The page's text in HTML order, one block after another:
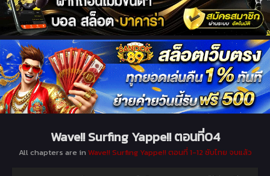
Wave!! Surfing Yappe!! ตอนที่04
All chapters are in Wave!! Surfing Yappe!! ตอนที่ 1-12 ซับไทย จบแล้ว